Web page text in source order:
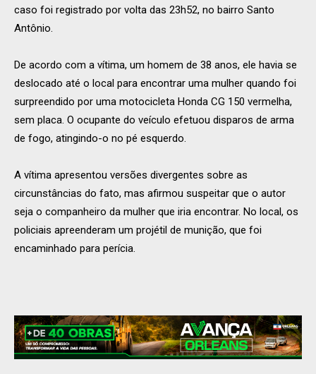
caso foi registrado por volta das 23h52, no bairro Santo
Antônio.
De acordo com a vítima, um homem de 38 anos, ele havia se
deslocado até o local para encontrar uma mulher quando foi
surpreendido por uma motocicleta Honda CG 150 vermelha,
sem placa. O ocupante do veículo efetuou disparos de arma
de fogo, atingindo-o no pé esquerdo.
A vítima apresentou versões divergentes sobre as
circunstâncias do fato, mas afirmou suspeitar que o autor
seja o companheiro da mulher que iria encontrar. No local, os
policiais apreenderam um projétil de munição, que foi
encaminhado para perícia.